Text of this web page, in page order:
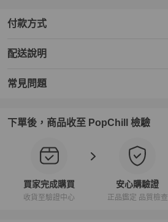
付款方式
配送說明
常見問題
下單後，商品收至 PopChill 檢驗
買家完成購買
收貨至驗證中心
安心購驗證
正品鑑定 品質檢查